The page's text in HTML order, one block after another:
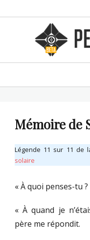
Mémoire de
Légende 11 sur 11 de
solaire
« À quoi penses-tu
« À quand je
père me répondit.